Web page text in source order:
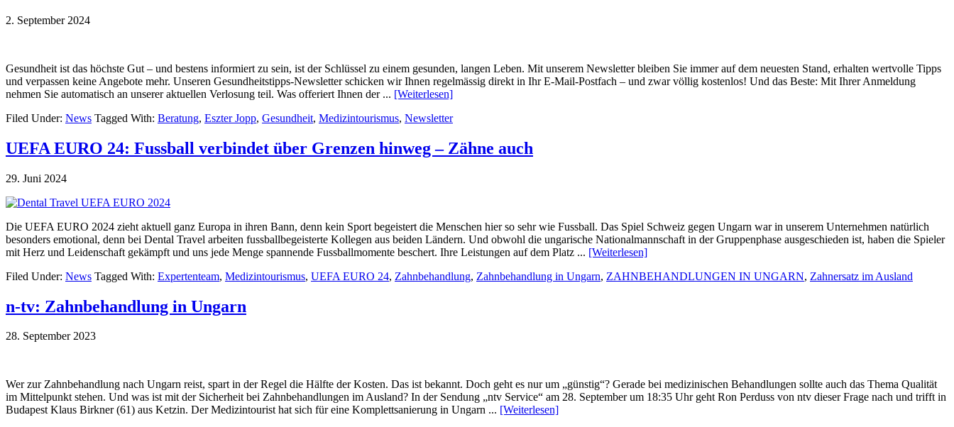
2. September 2024
Gesundheit ist das höchste Gut – und bestens informiert zu sein, ist der Schlüssel zu einem gesunden, langen Leben. Mit unserem Newsletter bleiben Sie immer auf dem neuesten Stand, erhalten wertvolle Tipps
und verpassen keine Angebote mehr. Unseren Gesundheitstipps-Newsletter schicken wir Ihnen regelmässig direkt in Ihr E-Mail-Postfach – und zwar völlig kostenlos! Und das Beste: Mit Ihrer Anmeldung
nehmen Sie automatisch an unserer aktuellen Verlosung teil. Was offeriert Ihnen der ... [Weiterlesen]
Filed Under: News Tagged With: Beratung, Eszter Jopp, Gesundheit, Medizintourismus, Newsletter
UEFA EURO 24: Fussball verbindet über Grenzen hinweg – Zähne auch
29. Juni 2024
Die UEFA EURO 2024 zieht aktuell ganz Europa in ihren Bann, denn kein Sport begeistert die Menschen hier so sehr wie Fussball. Das Spiel Schweiz gegen Ungarn war in unserem Unternehmen natürlich
besonders emotional, denn bei Dental Travel arbeiten fussballbegeisterte Kollegen aus beiden Ländern. Und obwohl die ungarische Nationalmannschaft in der Gruppenphase ausgeschieden ist, haben die Spieler
mit Herz und Leidenschaft gekämpft und uns jede Menge spannende Fussballmomente beschert. Ihre Leistungen auf dem Platz ... [Weiterlesen]
Filed Under: News Tagged With: Expertenteam, Medizintourismus, UEFA EURO 24, Zahnbehandlung, Zahnbehandlung in Ungarn, ZAHNBEHANDLUNGEN IN UNGARN, Zahnersatz im Ausland
n-tv: Zahnbehandlung in Ungarn
28. September 2023
Wer zur Zahnbehandlung nach Ungarn reist, spart in der Regel die Hälfte der Kosten. Das ist bekannt. Doch geht es nur um „günstig“? Gerade bei medizinischen Behandlungen sollte auch das Thema Qualität
im Mittelpunkt stehen. Und was ist mit der Sicherheit bei Zahnbehandlungen im Ausland? In der Sendung „ntv Service“ am 28. September um 18:35 Uhr geht Ron Perduss von ntv dieser Frage nach und trifft in
Budapest Klaus Birkner (61) aus Ketzin. Der Medizintourist hat sich für eine Komplettsanierung in Ungarn ... [Weiterlesen]